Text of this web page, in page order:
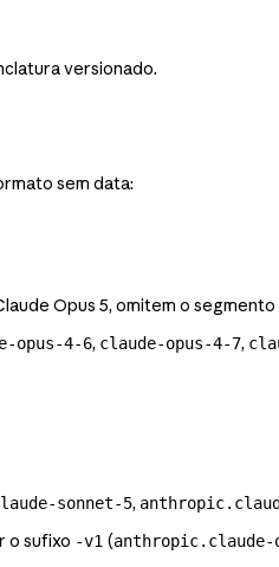
versionado.
sem data:
Opus 5, omitem o segmento
opus-4-6, claude-opus-4-7,
sonnet-5,
o sufixo -v1 (anthropic.claude-